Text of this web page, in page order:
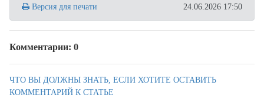
Версия для печати 24.06.2026 17:50
Комментарии: 0
ЧТО ВЫ ДОЛЖНЫ ЗНАТЬ, ЕСЛИ ХОТИТЕ ОСТАВИТЬ
КОММЕНТАРИЙ К СТАТЬЕ